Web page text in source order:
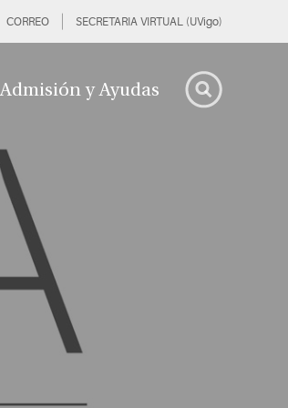
CORREO SECRETARIA VIRTUAL (UVigo)
Admisión y Ayudas